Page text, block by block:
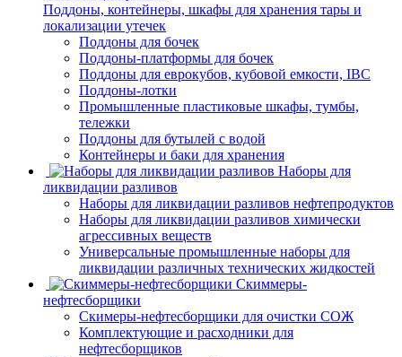
Поддоны, контейнеры, шкафы для хранения тары и
локализации утечек
Поддоны для бочек
Поддоны-платформы для бочек
Поддоны для еврокубов, кубовой емкости, IBC
Поддоны-лотки
Промышленные пластиковые шкафы, тумбы,
тележки
Поддоны для бутылей с водой
Контейнеры и баки для хранения
Наборы для
ликвидации разливов
Наборы для ликвидации разливов нефтепродуктов
Наборы для ликвидации разливов химически
агрессивных веществ
Универсальные промышленные наборы для
ликвидации различных технических жидкостей
Скиммеры-
нефтесборщики
Скимеры-нефтесборщики для очистки СОЖ
Комплектующие и расходники для
нефтесборщиков